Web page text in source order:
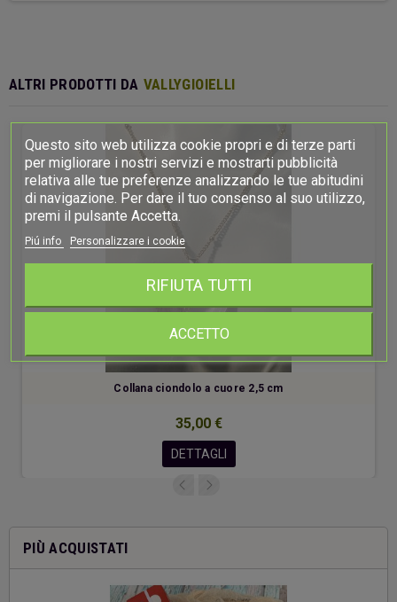
PIÙ ACQUISTATI
ALTRI PRODOTTI DA VALLYGIOIELLI
Collana ciondolo a cuore 2,5 cm
35,00 €
DETTAGLI
Questo sito web utilizza cookie propri e di terze parti
per migliorare i nostri servizi e mostrarti pubblicità
relativa alle tue preferenze analizzando le tue abitudini
di navigazione. Per dare il tuo consenso al suo utilizzo,
premi il pulsante Accetta.
Piú info Personalizzare i cookie
RIFIUTA TUTTI
ACCETTO